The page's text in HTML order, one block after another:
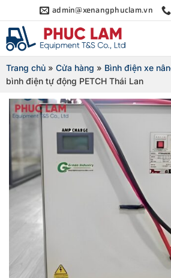
qua
nội
dung
admin@xenangphuclam.vn
Trang chủ » Cửa hàng » Bình điện xe
bình điện tự động PETCH Thái Lan